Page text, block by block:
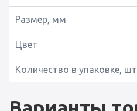
Размер, мм
Цвет
Количество в упаковке, шт